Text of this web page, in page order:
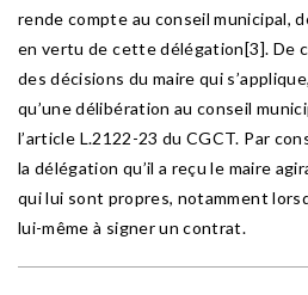
rende compte au conseil municipal,
en vertu de cette délégation[3]. De
des décisions du maire qui
qu’une délibération au conseil
l’article L.2122-23 du CGCT. Par
la délégation qu’il a reçu le maire
qui lui sont propres, notamment
lui-même à signer un contrat.